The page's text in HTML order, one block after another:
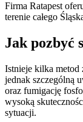
Firma Ratapest
terenie całego
Jak pozbyć
Istnieje kilka metod
jednak szczególną
oraz fumigację
wysoką
sytuacji.